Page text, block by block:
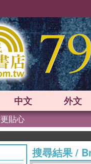
中文 外文
貼心
搜尋結果/